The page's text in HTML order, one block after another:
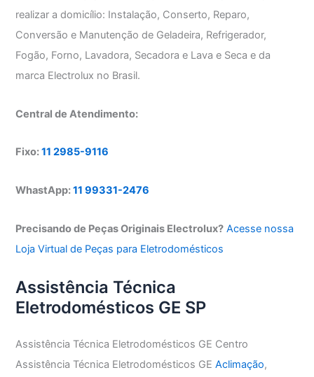
realizar a domicílio: Instalação, Conserto, Reparo,
Conversão e Manutenção de Geladeira, Refrigerador,
Fogão, Forno, Lavadora, Secadora e Lava e Seca e da
marca Electrolux no Brasil.
Central de Atendimento:
Fixo:11 2985-9116
WhastApp:11 99331-2476
Precisando de Peças Originais Electrolux? Acesse nossa
Loja Virtual de Peças para Eletrodomésticos
Assistência Técnica
Eletrodomésticos GE SP
Assistência Técnica Eletrodomésticos GE Centro
Assistência Técnica Eletrodomésticos GEAclimação,